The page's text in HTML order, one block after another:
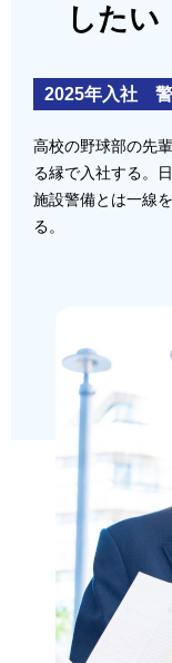
したい
2025年入社
高校の野球部の先
る縁で入社する。
施設警備とは一線
る。